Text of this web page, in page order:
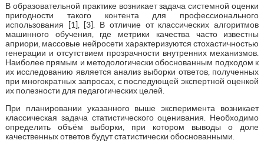
В образовательной практике возникает задача системной оценки
пригодности такого контента для профессионального
использования [1], [3]. В отличие от классических алгоритмов
машинного обучения, где метрики качества часто известны
априори, массовые нейросети характеризуются стохастичностью
генерации и отсутствием прозрачности внутренних механизмов.
Наиболее прямым и методологически обоснованным подходом к
их исследованию является анализ выборки ответов, полученных
при многократных запросах, с последующей экспертной оценкой
их полезности для педагогических целей.
При планировании указанного выше эксперимента возникает
классическая задача статистического оценивания. Необходимо
определить объём выборки, при котором выводы о доле
качественных ответов будут статистически обоснованными.